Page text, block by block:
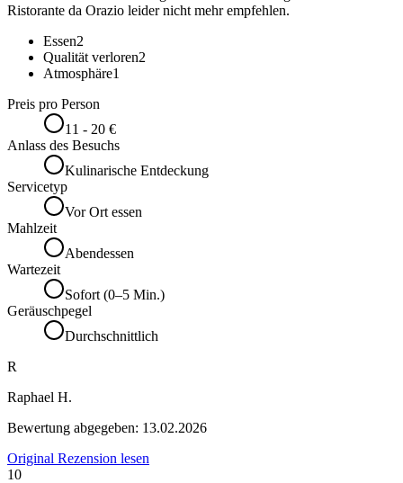
Ristorante da Orazio leider nicht mehr empfehlen.
Essen2
Qualität verloren2
Atmosphäre1
Preis pro Person
11 - 20 €
Anlass des Besuchs
Kulinarische Entdeckung
Servicetyp
Vor Ort essen
Mahlzeit
Abendessen
Wartezeit
Sofort (0–5 Min.)
Geräuschpegel
Durchschnittlich
R
Raphael H.
Bewertung abgegeben: 13.02.2026
Original Rezension lesen
10